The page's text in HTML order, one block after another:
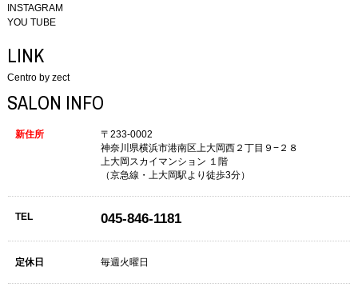
INSTAGRAM
YOU TUBE
LINK
Centro by zect
SALON INFO
新住所
〒233-0002
神奈川県横浜市港南区上大岡西２丁目９−２８
上大岡スカイマンション １階
（京急線・上大岡駅より徒歩3分）
TEL 045-846-1181
定休日 毎週火曜日